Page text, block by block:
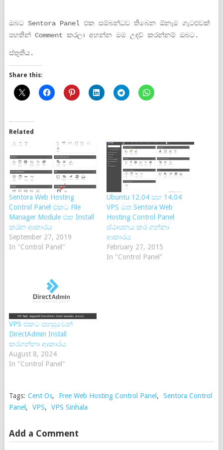
ඔබට Sentora Panel එක සම්බන්ධව තිබෙන ඕනෑම ගැටළුවක්
පහතින් Comment කරලා අහන්න මම උදව් කරන්නම් ඔබට.
ස්තුතිය.
Share this:
Related
Sentora Web Hosting
Control Panel එකට File
Manager Module එක Install
කරන ආකාරය
September 27, 2019
In "Control Panel"
Ubuntu 12.04 සහ 14.04
VPS මත Sentora Web
Hosting Control Panel
ස්ථාපනය කර ගන්නා
ආකාරය
February 27, 2015
In "Control Panel"
VPS එකට පහසුවෙන්
DirectAdmin Install
කරගන්නා ආකාරය
August 8, 2024
In "Control Panel"
Tags: Cent Os, Free Web Hosting Control Panel,
Sentora Control
Panel, VPS, VPS Sinhala
Add a Comment